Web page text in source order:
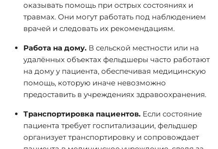
оказывать помощь при острых состояниях и
травмах. Они могут работать под наблюдением
врачей и следовать их рекомендациям.
Работа на дому. В сельской местности или на
удалённых объектах фельдшеры часто работают
на дому у пациента, обеспечивая медицинскую
помощь, которую иначе невозможно
предоставить в учреждениях здравоохранения.
Транспортировка пациентов. Если состояние
пациента требует госпитализации, фельдшер
организует транспортировку и сопровождает